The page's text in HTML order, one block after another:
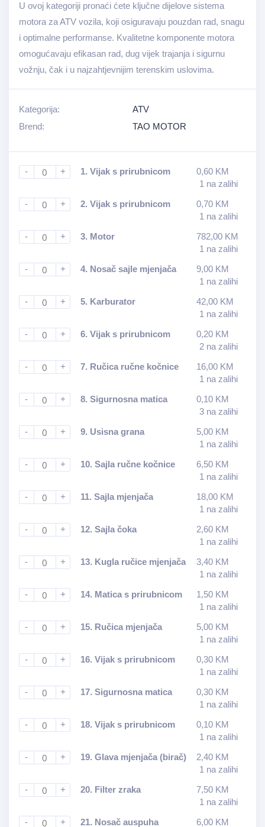
U ovoj kategoriji pronaći ćete ključne dijelove sistema
motora za ATV vozila, koji osiguravaju pouzdan rad, snagu
i optimalne performanse. Kvalitetne komponente motora
omogućavaju efikasan rad, dug vijek trajanja i sigurnu
vožnju, čak i u najzahtjevnijim terenskim uslovima.
Kategorija:
ATV
Brend:
TAO MOTOR
- + 1. Vijak s prirubnicom 0,60 KM
1 na zalihi
-
+ 2. Vijak s prirubnicom 0,70 KM
1 na zalihi
-
+ 3. Motor 782,00 KM
1 na zalihi
-
+ 4. Nosač sajle mjenjača 9,00 KM
1 na zalihi
-
+ 5. Karburator 42,00 KM
1 na zalihi
-
+ 6. Vijak s prirubnicom 0,20 KM
2 na zalihi
-
+ 7. Ručica ručne kočnice 16,00 KM
1 na zalihi
-
+ 8. Sigurnosna matica 0,10 KM
3 na zalihi
-
+ 9. Usisna grana 5,00 KM
1 na zalihi
-
+ 10. Sajla ručne kočnice 6,50 KM
1 na zalihi
-
+ 11. Sajla mjenjača 18,00 KM
1 na zalihi
-
+ 12. Sajla čoka 2,60 KM
1 na zalihi
-
+ 13. Kugla ručice mjenjača 3,40 KM
1 na zalihi
-
+ 14. Matica s prirubnicom 1,50 KM
1 na zalihi
-
+ 15. Ručica mjenjača 5,00 KM
1 na zalihi
-
+ 16. Vijak s prirubnicom 0,30 KM
1 na zalihi
-
+ 17. Sigurnosna matica 0,30 KM
1 na zalihi
-
+ 18. Vijak s prirubnicom 0,10 KM
1 na zalihi
-
+ 19. Glava mjenjača (birač) 2,40 KM
1 na zalihi
-
+ 20. Filter zraka 7,50 KM
1 na zalihi
-
+ 21. Nosač auspuha 6,00 KM